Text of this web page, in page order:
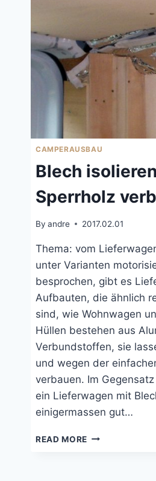
CAMPERAUSBAU
Blech
Sperrholz
By andre 2017.02.01
Thema: vom
unter Varianten
besprochen, gibt es
Aufbauten, die ähnlich
sind, wie Wohnwagen
Hüllen bestehen aus
Verbundstoffen, sie
und wegen der
verbauen. Im
ein Lieferwagen mit
einigermassen gut…
READ MORE BLECH